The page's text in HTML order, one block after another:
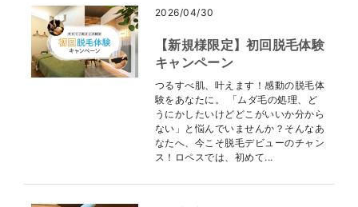
2026/04/30
【新規様限定】初回脱毛体験
キャンペーン
つるすべ肌、叶えます！感動の脱毛体
験をあなたに。 「ムダ毛の処理、ど
うにかしたいけどどこがいいか分から
ない」と悩んでいませんか？そんなあ
なたへ、今こそ脱毛デビューのチャン
ス！ロペスでは、初めて...